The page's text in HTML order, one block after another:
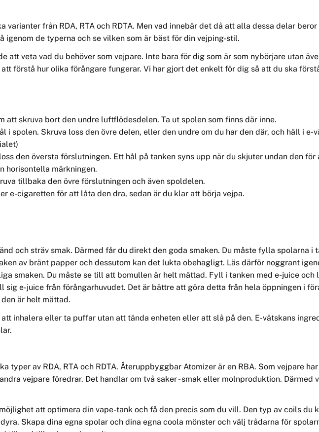
varianter från RDA, RTA och RDTA. Men vad innebär det då att alla dessa delar beror
igenom de typerna och se vilken som är bäst för din vejping-stil.
att veta vad du behöver som vejpare. Inte bara för dig som är som nybörjare utan
att förstå hur olika förångare fungerar. Vi har gjort det enkelt för dig så att du ska
att skruva bort den undre luftflödesdelen. Ta ut spolen som finns där inne.
l i spolen. Skruva loss den övre delen, eller den undre om du har den där, och häll i e-
den översta förslutningen. Ett hål på tanken syns upp när du skjuter undan den för
horisontella märkningen.
tillbaka den övre förslutningen och även spoldelen.
e-cigaretten för att låta den dra, sedan är du klar att börja vejpa.
nd och sträv smak. Därmed får du direkt den goda smaken. Du måste fylla spolarna i
av bränt papper och dessutom kan det lukta obehagligt. Läs därför noggrant
smaken. Du måste se till att bomullen är helt mättad. Fyll i tanken med e-juice och
sig e-juice från förångarhuvudet. Det är bättre att göra detta från hela öppningen i
är helt mättad.
inhalera eller ta puffar utan att tända enheten eller att slå på den. E-vätskans
typer av RDA, RTA och RDTA. Återuppbyggbar Atomizer är en RBA. Som vejpare
vejpare föredrar. Det handlar om två saker - smak eller molnproduktion. Därmed
att optimera din vape-tank och få den precis som du vill. Den typ av coils du
Skapa dina egna spolar och dina egna coola mönster och välj trådarna för